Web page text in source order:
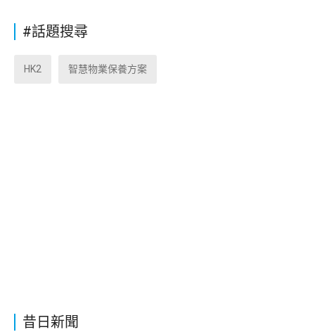
昔日新聞
#話題搜尋
HK2 智慧物業保養方案